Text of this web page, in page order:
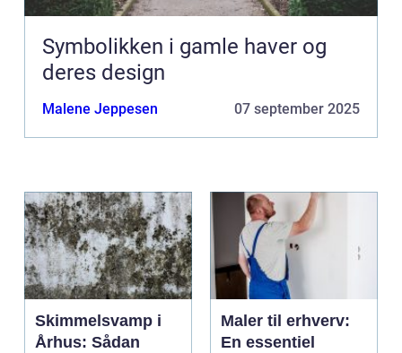
Symbolikken i gamle haver og
deres design
Malene Jeppesen 07 september 2025
Skimmelsvamp i
Århus: Sådan
Maler til erhverv:
En essentiel